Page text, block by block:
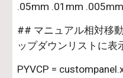
.05mm .01mm .005mm
## マニュアル相対移
ップダウンリストに表
PYVCP =